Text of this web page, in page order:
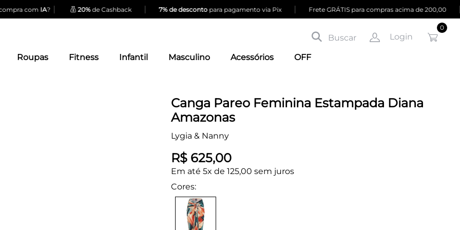
comIA? | 20%de Cashback 7% de descontopara pagamento via Pix Frete GRÁTIS para compras acima de 200,00
Buscar Login
0
Roupas Fitness Infantil Masculino Acessórios OFF
Canga Pareo Feminina Estampada Diana
Amazonas
Lygia & Nanny
R$ 625,00
Em até 5x de 125,00 sem juros
Cores: